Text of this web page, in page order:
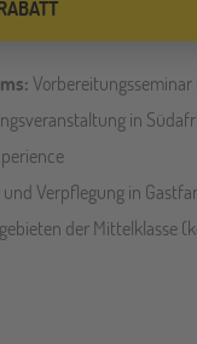
Vorbereitungsseminar
in
Verpflegung in
der Mittelklasse